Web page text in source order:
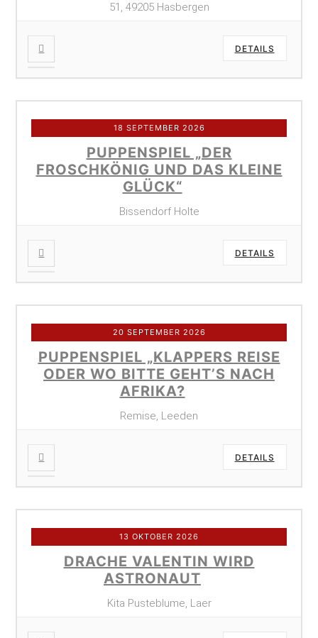
51, 49205 Hasbergen
DETAILS
18 SEPTEMBER 2026
PUPPENSPIEL „DER
FROSCHKÖNIG UND DAS KLEINE
GLÜCK“
Bissendorf Holte
DETAILS
20 SEPTEMBER 2026
PUPPENSPIEL „KLAPPERS REISE
ODER WO BITTE GEHT’S NACH
AFRIKA?
Remise, Leeden
DETAILS
13 OKTOBER 2026
DRACHE VALENTIN WIRD
ASTRONAUT
Kita Pusteblume, Laer